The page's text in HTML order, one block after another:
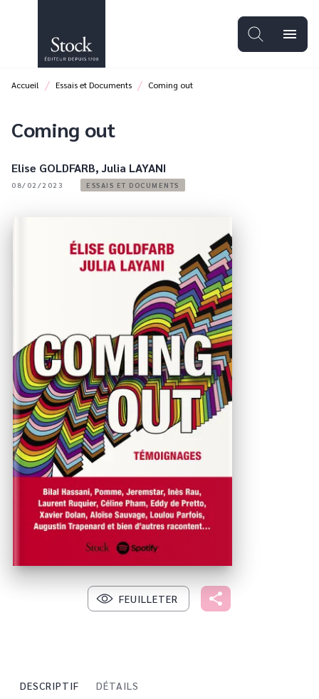
PIED DE PAGE
menu
Accueil / Essais et Documents / Coming out
Coming out
Elise GOLDFARB,Julia LAYANI
08/02/2023 ESSAIS ET DOCUMENTS
FEUILLETER
DESCRIPTIF DÉTAILS